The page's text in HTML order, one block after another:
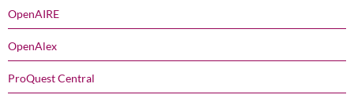
OpenAIRE
OpenAlex
ProQuest Central